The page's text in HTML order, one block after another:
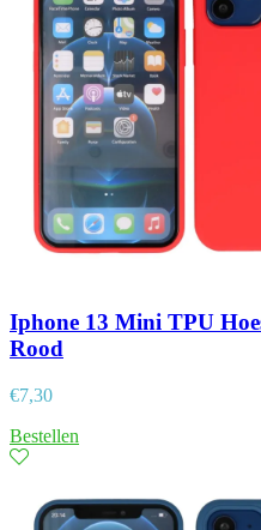
Iphone 13 Mini TPU
Rood
€7,30
Bestellen